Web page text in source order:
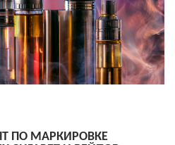
ПО МАРКИРОВКЕ